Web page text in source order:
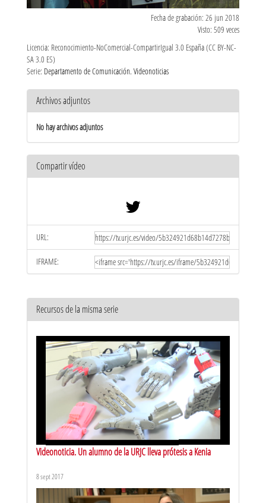
Fecha de grabación: 26 jun 2018
Visto: 509 veces
Licencia: Reconocimiento-NoComercial-CompartirIgual 3.0 España (CC BY-NC-
SA 3.0 ES)
Serie: Departamento de Comunicación. Videonoticias
Archivos adjuntos
No hay archivos adjuntos
Compartir vídeo
URL:
IFRAME:
Recursos de la misma serie
Videonoticia. Un alumno de la URJC lleva prótesis a Kenia
8 sept 2017